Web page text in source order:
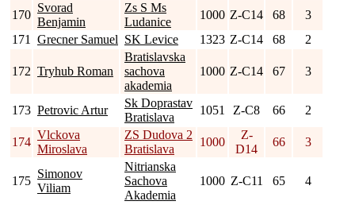
170
Svorad
Benjamin
Zs S Ms
Ludanice
1000 Z-C14 68
3
171
Grecner Samuel SK Levice 1323 Z-C14 68 2
172 Tryhub Roman
Bratislavska
sachova
akademia
1000 Z-C14 67 3
173 Petrovic Artur
Sk Doprastav
Bratislava
1051 Z-C8 66 2
174
Vlckova
Miroslava
ZS Dudova 2
Bratislava
1000
Z-
D14
66 3
175
Simonov
Viliam
Nitrianska
Sachova
Akademia
1000 Z-C11 65 4